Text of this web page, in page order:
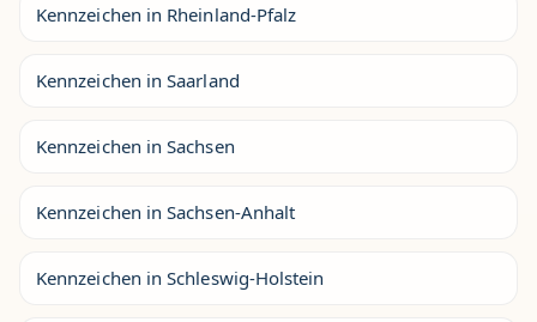
Kennzeichen in Rheinland-Pfalz
Kennzeichen in Saarland
Kennzeichen in Sachsen
Kennzeichen in Sachsen-Anhalt
Kennzeichen in Schleswig-Holstein